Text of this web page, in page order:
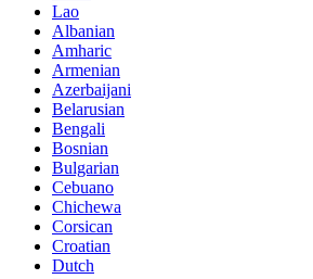
Lao
Albanian
Amharic
Armenian
Azerbaijani
Belarusian
Bengali
Bosnian
Bulgarian
Cebuano
Chichewa
Corsican
Croatian
Dutch